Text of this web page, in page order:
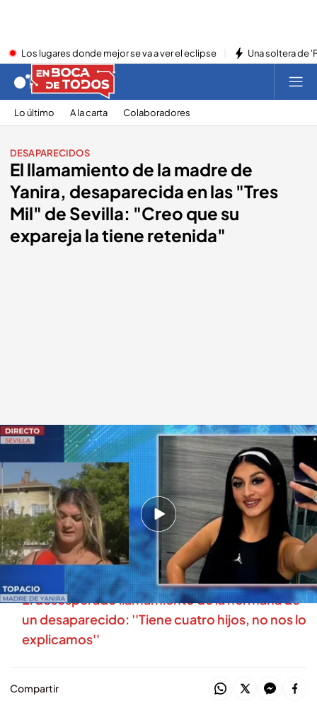
Los lugares donde mejor se va a ver el eclipse Una soltera de
Lo último A la carta Colaboradores
DESAPARECIDOS
El llamamiento de la madre de
Yanira, desaparecida en las "Tres
Mil" de Sevilla: "Creo que su
expareja la tiene retenida"
Topacio, madre de Yanira.cuatro.com
En boca de todos
01 SEP 2025 - 14:32h.
Una joven de 16 años fue a comprar un
refresco y desapareció: su familia sospecha de
la expareja de la menor
El desesperado llamamiento de la hermana de
un desaparecido: ''Tiene cuatro hijos, no nos lo
explicamos''
Compartir